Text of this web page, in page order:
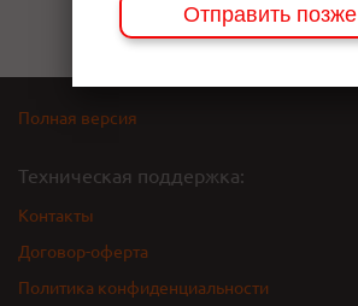
Полная версия
Техническая поддержка:
Контакты
Договор-оферта
Политика конфиденциальности
Отправить позже